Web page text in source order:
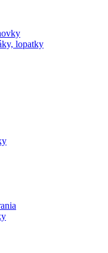
lopatky